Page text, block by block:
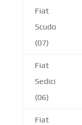
Fiat
Scudo
(07)
Fiat
Sedici
(06)
Fiat